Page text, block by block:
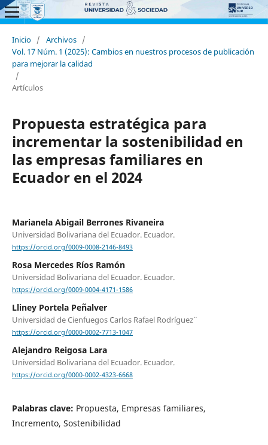
Inicio / Archivos /
Vol. 17 Núm. 1 (2025): Cambios en nuestros procesos de publicación
para mejorar la calidad
/
Artículos
Propuesta estratégica para
incrementar la sostenibilidad en
las empresas familiares en
Ecuador en el 2024
Marianela Abigail Berrones Rivaneira
Universidad Bolivariana del Ecuador. Ecuador.
https://orcid.org/0009-0008-2146-8493
Rosa Mercedes Ríos Ramón
Universidad Bolivariana del Ecuador. Ecuador.
https://orcid.org/0009-0004-4171-1586
Lliney Portela Peñalver
Universidad de Cienfuegos ¨Carlos Rafael Rodríguez¨
https://orcid.org/0000-0002-7713-1047
Alejandro Reigosa Lara
Universidad Bolivariana del Ecuador. Ecuador.
https://orcid.org/0000-0002-4323-6668
Palabras clave: Propuesta, Empresas familiares,
Incremento, Sostenibilidad